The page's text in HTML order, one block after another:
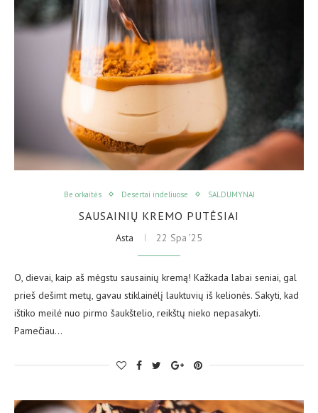
Be orkaitės Desertai indeliuose SALDUMYNAI
SAUSAINIŲ KREMO PUTĖSIAI
Asta 22 Spa ’25
O, dievai, kaip aš mėgstu sausainių kremą! Kažkada labai seniai, gal
prieš dešimt metų, gavau stiklainėlį lauktuvių iš kelionės. Sakyti, kad
ištiko meilė nuo pirmo šaukštelio, reikštų nieko nepasakyti.
Pamečiau…